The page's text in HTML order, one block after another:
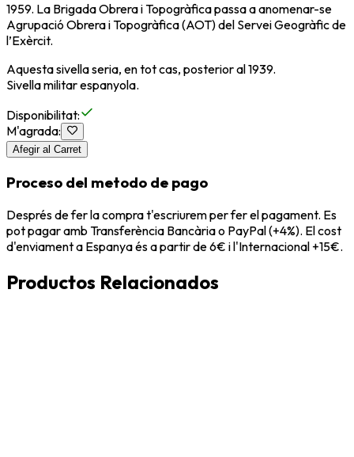
1959. La Brigada Obrera i Topogràfica passa a anomenar-se
Agrupació Obrera i Topogràfica (AOT) del Servei Geogràfic de
l’Exèrcit.
Aquesta sivella seria, en tot cas, posterior al 1939.
Sivella militar espanyola.
Disponibilitat:
M'agrada:
Afegir al Carret
Proceso del metodo de pago
Després de fer la compra t'escriurem per fer el pagament. Es
pot pagar amb Transferència Bancària o PayPal (+4%). El cost
d'enviament a Espanya és a partir de 6€ i l'Internacional +15€.
Productos Relacionados